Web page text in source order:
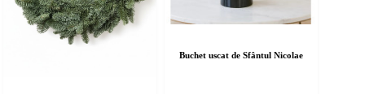
Buchet uscat de Sfântul Nicolae